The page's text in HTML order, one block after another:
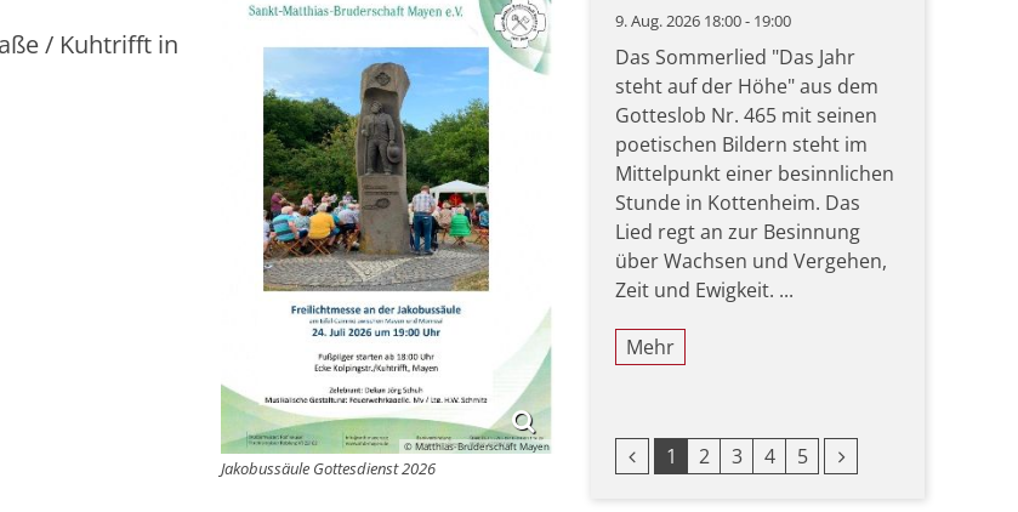
© Matthias-Bruderschaft Mayen
Jakobussäule Gottesdienst 2026
/ Kuhtrifft in
9. Aug. 2026 18:00 - 19:00
Das Sommerlied "Das Jahr
steht auf der Höhe" aus dem
Gotteslob Nr. 465 mit seinen
poetischen Bildern steht im
Mittelpunkt einer besinnlichen
Stunde in Kottenheim. Das
Lied regt an zur Besinnung
über Wachsen und Vergehen,
Zeit und Ewigkeit. ...
Mehr
Vorherige Seite
1 2 3 4 5 Nächste Seite